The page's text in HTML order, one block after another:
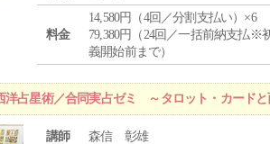
料金
14,580円（4回／分割支払い）×6
79,380円（24回／一括前納支払※
義開始前まで）
洋占星術／合同実占ゼミ ～タロット・カード
講師
森信 彰雄